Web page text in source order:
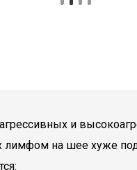
и
лимфом на шее хуже